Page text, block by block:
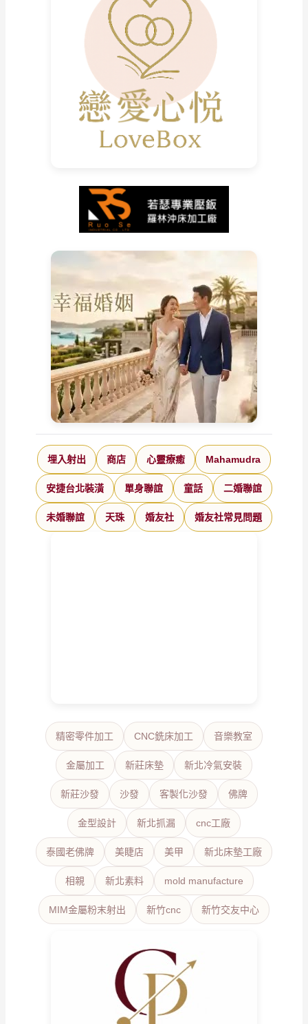
埋入射出 商店 心靈療癒 Mahamudra
安捷台北裝潢 單身聯誼 童話 二婚聯誼
未婚聯誼 天珠 婚友社 婚友社常見問題
精密零件加工 CNC銑床加工 音樂教室
金屬加工 新莊床墊 新北冷氣安裝
新莊沙發 沙發 客製化沙發 佛牌
金型設計 新北抓漏 cnc工廠
泰國老佛牌 美睫店 美甲 新北床墊工廠
相親 新北素料 mold manufacture
MIM金屬粉末射出 新竹cnc 新竹交友中心